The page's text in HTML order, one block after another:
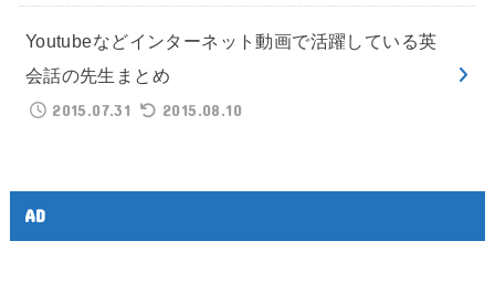
Youtubeなどインターネット動画で活躍している英
会話の先生まとめ
2015.07.31
2015.08.10
AD